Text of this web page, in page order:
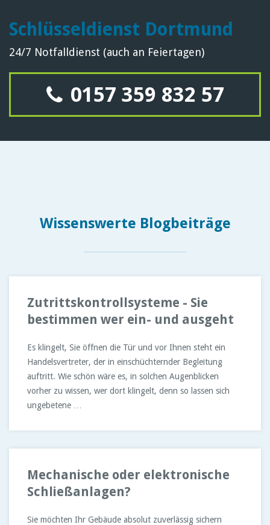
Schlüsseldienst Dortmund
24/7 Notfalldienst (auch an Feiertagen)
0157 359 832 57
Wissenswerte Blogbeiträge
Zutrittskontrollsysteme - Sie
bestimmen wer ein- und ausgeht
Es klingelt, Sie öffnen die Tür und vor Ihnen steht ein
Handelsvertreter, der in einschüchternder Begleitung
auftritt. Wie schön wäre es, in solchen Augenblicken
vorher zu wissen, wer dort klingelt, denn so lassen sich
ungebetene …
Mechanische oder elektronische
Schließanlagen?
Sie möchten Ihr Gebäude absolut zuverlässig sichern